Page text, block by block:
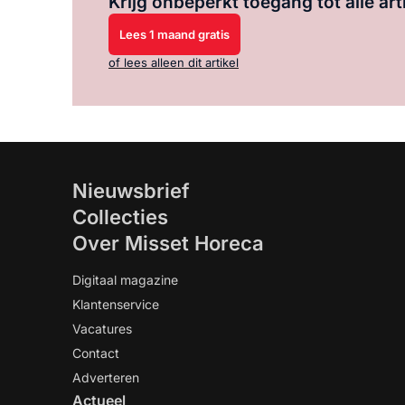
Lees 1 maand gratis
of lees alleen dit artikel
Nieuwsbrief
Collecties
Over Misset Horeca
Digitaal magazine
Klantenservice
Vacatures
Contact
Adverteren
Actueel